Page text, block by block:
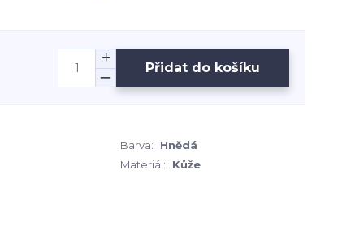
Přidat do košíku
Barva:
Hnědá
Materiál:
Kůže